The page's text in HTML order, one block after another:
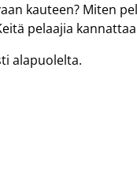
kauteen? Miten
pelaajia
alapuolelta.